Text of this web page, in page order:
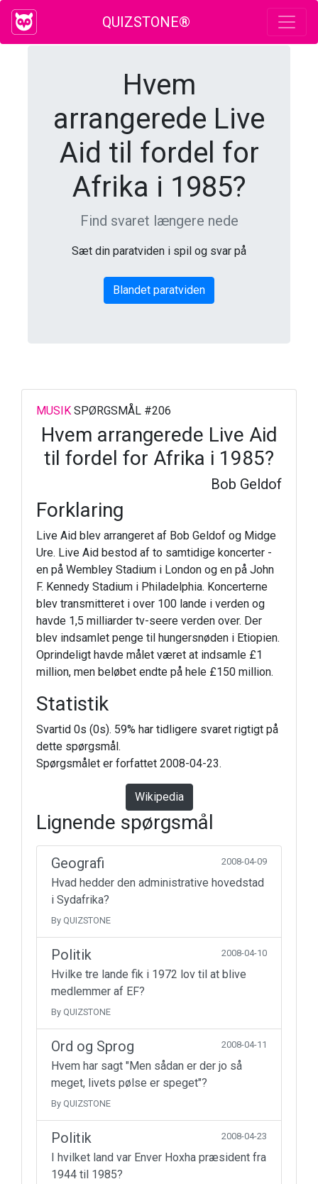
QUIZSTONE®
Hvem
arrangerede Live
Aid til fordel for
Afrika i 1985?
Find svaret længere nede
Sæt din paratviden i spil og svar på
Blandet paratviden
MUSIK SPØRGSMÅL #206
Hvem arrangerede Live Aid
til fordel for Afrika i 1985?
Bob Geldof
Forklaring
Live Aid blev arrangeret af Bob Geldof og Midge
Ure. Live Aid bestod af to samtidige koncerter -
en på Wembley Stadium i London og en på John
F. Kennedy Stadium i Philadelphia. Koncerterne
blev transmitteret i over 100 lande i verden og
havde 1,5 milliarder tv-seere verden over. Der
blev indsamlet penge til hungersnøden i Etiopien.
Oprindeligt havde målet været at indsamle £1
million, men beløbet endte på hele £150 million.
Statistik
Svartid 0s (0s). 59% har tidligere svaret rigtigt på
dette spørgsmål.
Spørgsmålet er forfattet 2008-04-23.
Wikipedia
Lignende spørgsmål
Geografi 2008-04-09
Hvad hedder den administrative hovedstad
i Sydafrika?
By QUIZSTONE
Politik 2008-04-10
Hvilke tre lande fik i 1972 lov til at blive
medlemmer af EF?
By QUIZSTONE
Ord og Sprog 2008-04-11
Hvem har sagt "Men sådan er der jo så
meget, livets pølse er speget"?
By QUIZSTONE
Politik 2008-04-23
I hvilket land var Enver Hoxha præsident fra
1944 til 1985?